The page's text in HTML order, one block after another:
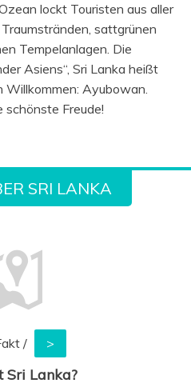
lockt Touristen aus aller
sattgrünen
Tempelanlagen. Die
Asiens“, Sri Lanka heißt
Willkommen: Ayubowan.
schönste Freude!
SRI LANKA
/ >
Sri Lanka?